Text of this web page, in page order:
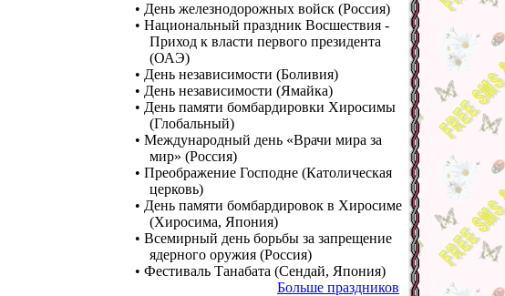
• День железнодорожных войск (Россия)
• Национальный праздник Восшествия -
Приход к власти первого президента
(ОАЭ)
• День независимости (Боливия)
• День независимости (Ямайка)
• День памяти бомбардировки Хиросимы
(Глобальный)
• Международный день «Врачи мира за
мир» (Россия)
• Преображение Господне (Католическая
церковь)
• День памяти бомбардировок в Хиросиме
(Хиросима, Япония)
• Всемирный день борьбы за запрещение
ядерного оружия (Россия)
• Фестиваль Танабата (Сендай, Япония)
Больше праздников